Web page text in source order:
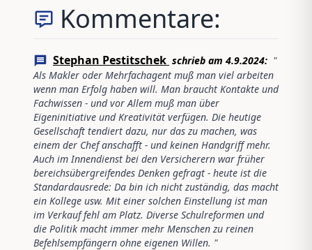
Kommentare:
Stephan Pestitschek schrieb am 4.9.2024: "
Als Makler oder Mehrfachagent muß man viel arbeiten
wenn man Erfolg haben will. Man braucht Kontakte und
Fachwissen - und vor Allem muß man über
Eigeninitiative und Kreativität verfügen. Die heutige
Gesellschaft tendiert dazu, nur das zu machen, was
einem der Chef anschafft - und keinen Handgriff mehr.
Auch im Innendienst bei den Versicherern war früher
bereichsübergreifendes Denken gefragt - heute ist die
Standardausrede: Da bin ich nicht zuständig, das macht
ein Kollege usw. Mit einer solchen Einstellung ist man
im Verkauf fehl am Platz. Diverse Schulreformen und
die Politik macht immer mehr Menschen zu reinen
Befehlsempfängern ohne eigenen Willen. "